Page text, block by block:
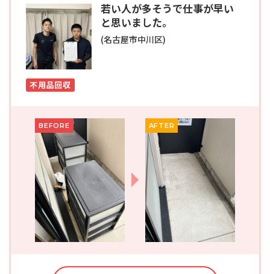
若い人が多そうで仕事が早い
と思いました。
(名古屋市中川区)
不用品回収
BEFORE AFTER